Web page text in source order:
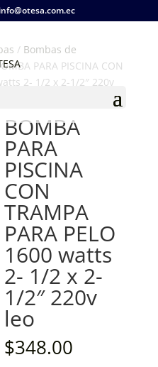
info@otesa.com.ec
/ Bombas de
PARA PISCINA CON
2- 1/2 x 2-1/2″ 220v
BOMBA
PARA
PISCINA
CON
TRAMPA
PARA PELO
1600 watts
2- 1/2 x 2-
1/2″ 220v
leo
$348.00